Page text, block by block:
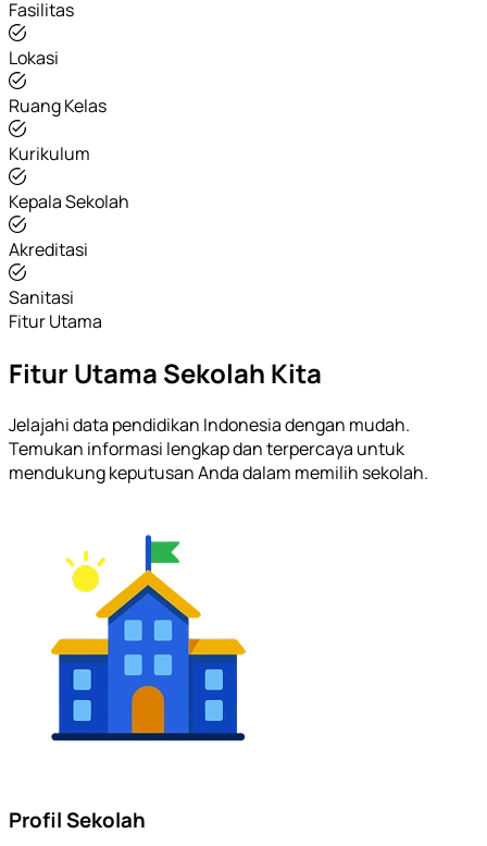
Fasilitas
Lokasi
Ruang Kelas
Kurikulum
Kepala Sekolah
Akreditasi
Sanitasi
Fitur Utama
Fitur Utama Sekolah Kita
Jelajahi data pendidikan Indonesia dengan mudah.
Temukan informasi lengkap dan terpercaya untuk
mendukung keputusan Anda dalam memilih sekolah.
Profil Sekolah